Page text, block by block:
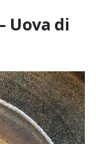
Uova di